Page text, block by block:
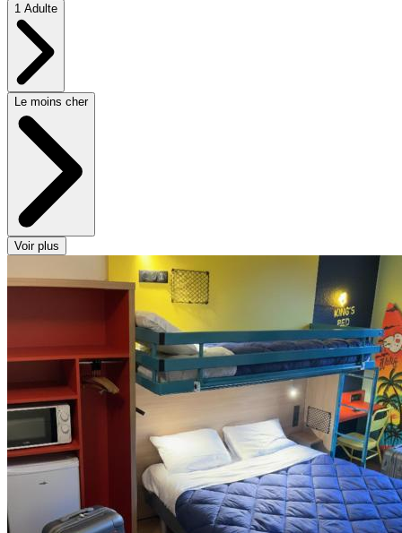
1 Adulte
Le moins cher
Voir plus